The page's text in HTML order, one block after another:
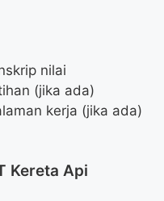
nilai
(jika ada)
kerja (jika ada)
Kereta Api